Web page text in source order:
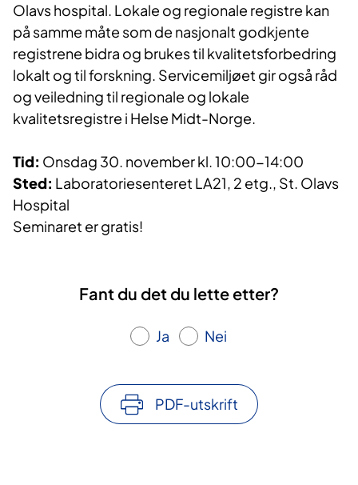
Olavs hospital. Lokale og regionale registre kan
på samme måte som de nasjonalt godkjente
registrene bidra og brukes til kvalitetsforbedring
lokalt og til forskning. Servicemiljøet gir også råd
og veiledning til regionale og lokale
kvalitetsregistre i Helse Midt-Norge.
Tid: Onsdag 30. november kl. 10:00-14:00
Sted: Laboratoriesenteret LA21, 2 etg., St. Olavs
Hospital
Seminaret er gratis!
Fant du det du lette etter?
Ja Nei
PDF-utskrift